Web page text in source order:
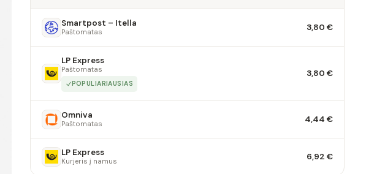
Smartpost – Itella
Paštomatas 3,80 €
LP Express
Paštomatas
POPULIARIAUSIAS
3,80 €
Omniva
Paštomatas 4,44 €
LP Express
Kurjeris į namus 6,92 €